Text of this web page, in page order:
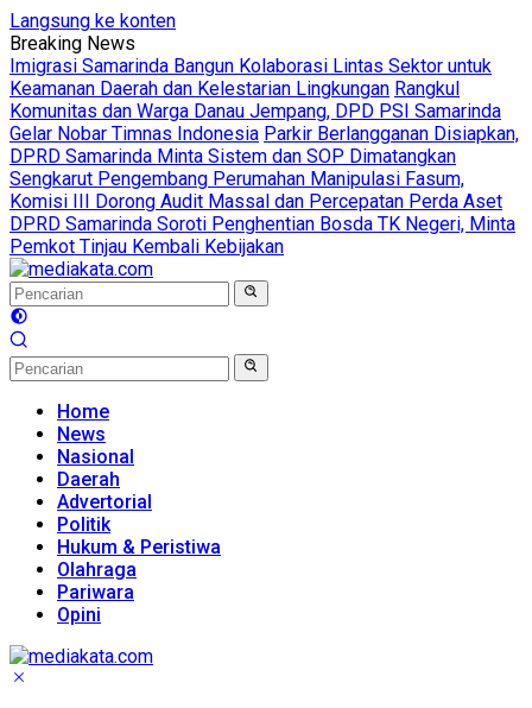
Langsung ke konten
Breaking News
Imigrasi Samarinda Bangun Kolaborasi Lintas Sektor untuk
Keamanan Daerah dan Kelestarian Lingkungan Rangkul
Komunitas dan Warga Danau Jempang, DPD PSI Samarinda
Gelar Nobar Timnas Indonesia Parkir Berlangganan Disiapkan,
DPRD Samarinda Minta Sistem dan SOP Dimatangkan
Sengkarut Pengembang Perumahan Manipulasi Fasum,
Komisi III Dorong Audit Massal dan Percepatan Perda Aset
DPRD Samarinda Soroti Penghentian Bosda TK Negeri, Minta
Pemkot Tinjau Kembali Kebijakan
Home
News
Nasional
Daerah
Advertorial
Politik
Hukum & Peristiwa
Olahraga
Pariwara
Opini